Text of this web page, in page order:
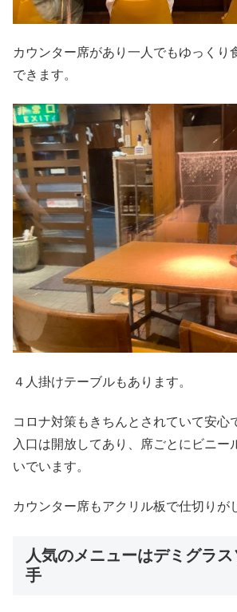
カウンター席があり一人でもゆっくり
できます。
４人掛けテーブルもあります。
コロナ対策もきちんとされていて安心
入口は開放してあり、席ごとにビニー
いでいます。
カウンター席もアクリル板で仕切りが
人気のメニューはデミグラ
手